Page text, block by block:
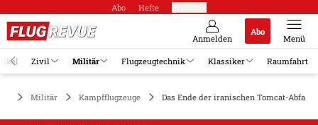
Abo Hefte
Anmelden
Abo
Menü
Zivil Militär Flugzeugtechnik Klassiker Raumfahrt
Militär Kampfflugzeuge Das Ende der iranischen Tomcat-